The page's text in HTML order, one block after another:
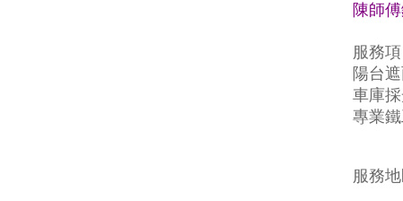
陳師
服務
陽台
車庫
專業
服務